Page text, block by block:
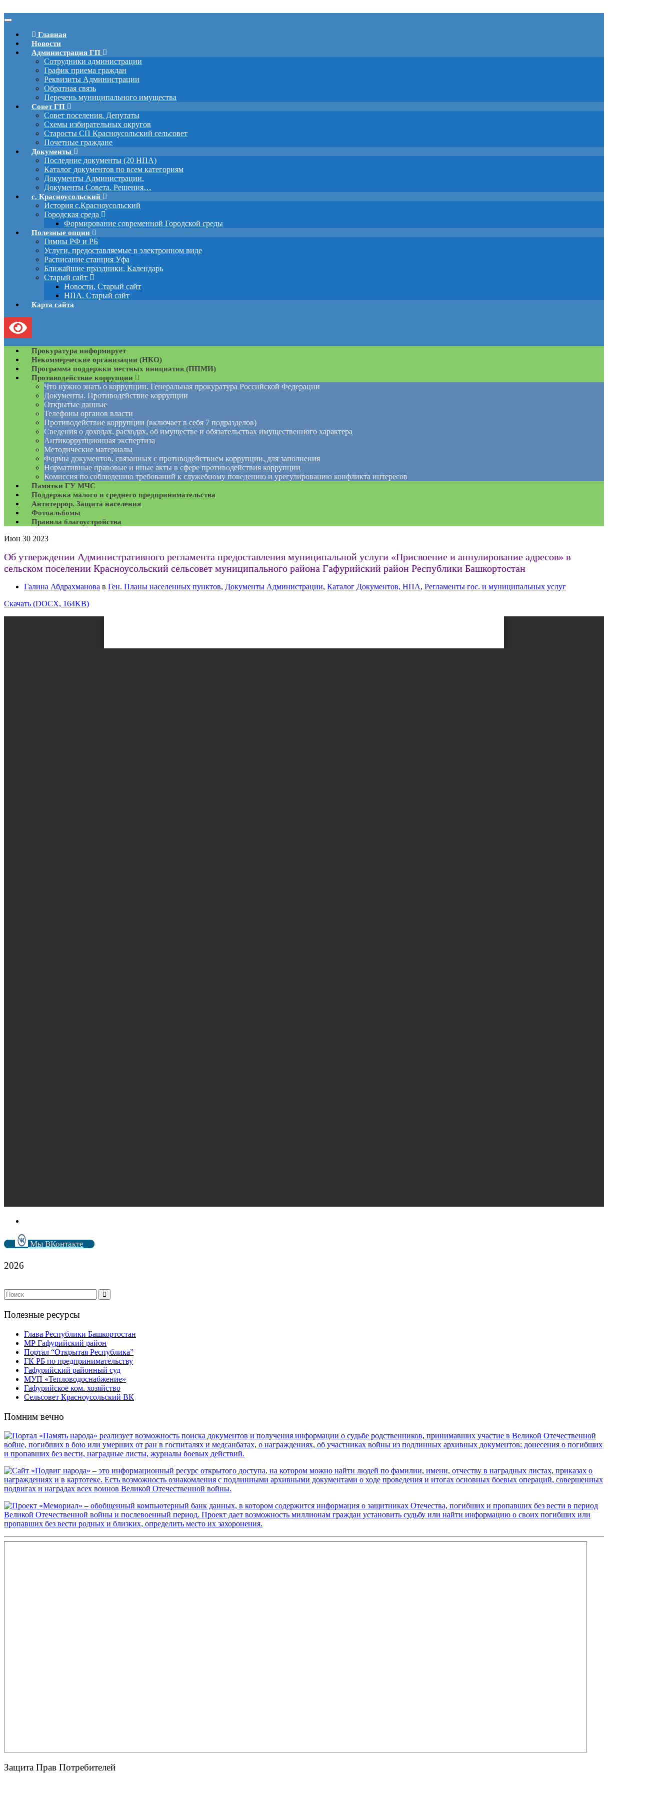
Вкл/
навигацииГлавная
Новости
Администрация ГП
Сотрудники администрации
График приема граждан
Реквизиты Администрации
Обратная связь
Перечень муниципального имущества
Совет ГП
Совет поселения. Депутаты
Схемы избирательных округов
Старосты СП Красноусольский сельсовет
Почетные граждане
Документы
Последние документы (20 НПА)
Каталог документов по всем категориям
Документы Администрации.
Документы Совета. Решения…
с. Красноусольский
История с.Красноусольский
Городская среда
Формирование современной Городской среды
Полезные опции
Гимны РФ и РБ
Услуги, предоставляемые в электронном виде
Расписание станция Уфа
Ближайшие праздники. Календарь
Старый сайт
Новости. Старый сайт
НПА. Старый сайт
Карта сайта
Прокуратура информирует
Некоммерческие организации (НКО)
Программа поддержки местных инициатив (ППМИ)
Противодействие коррупции
Что нужно знать о коррупции. Генеральная прокуратура Российской Федерации
Документы. Противодействие коррупции
Открытые данные
Телефоны органов власти
Противодействие коррупции (включает в себя 7 подразделов)
Сведения о доходах, расходах, об имуществе и обязательствах имущественного характера
Антикоррупционная экспертиза
Методические материалы
Формы документов, связанных с противодействием коррупции, для заполнения
Нормативные правовые и иные акты в сфере противодействия коррупции
Комиссия по соблюдению требований к служебному поведению и урегулированию конфликта интересов
Памятки ГУ МЧС
Поддержка малого и среднего предпринимательства
Антитеррор. Защита населения
Фотоальбомы
Правила благоустройства
Июн 30 2023
Об утверждении Административного регламента предоставления муниципальной услуги «Присвоение и аннулирование адресов» в
сельском поселении Красноусольский сельсовет муниципального района Гафурийский район Республики Башкортостан
Галина Абдрахманова в Ген. Планы населенных пунктов, Документы Администрации, Каталог Документов, НПА, Регламенты гос. и муниципальных услуг
Скачать (DOCX, 164KB)
Мы ВКонтакте
2026
Полезные ресурсы
Глава Республики Башкортостан
МР Гафурийский район
Портал “Открытая Республика”
ГК РБ по предпринимательству
Гафурийский районный суд
МУП «Тепловодоснабжение»
Гафурийское ком. хозяйство
Сельсовет Красноусольский ВК
Помним вечно
Защита Прав Потребителей